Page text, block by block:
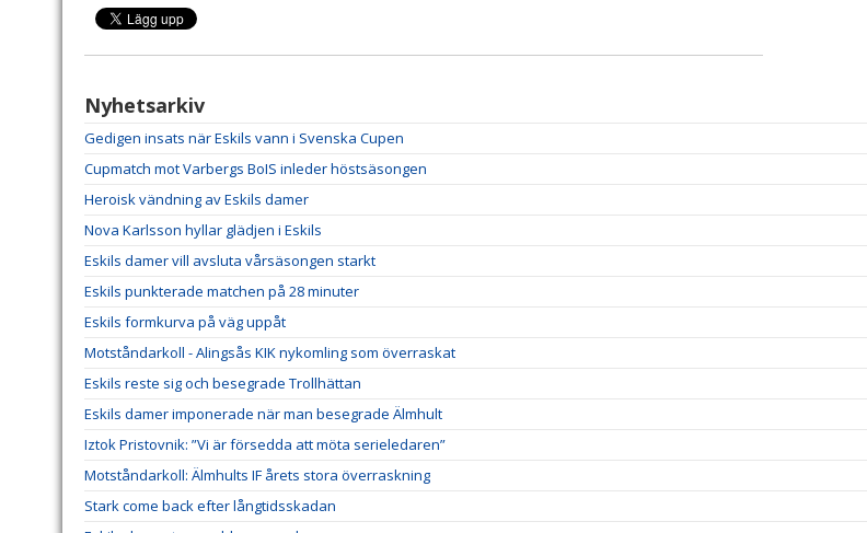
Nyhetsarkiv
Gedigen insats när Eskils vann i Svenska Cupen
Cupmatch mot Varbergs BoIS inleder höstsäsongen
Heroisk vändning av Eskils damer
Nova Karlsson hyllar glädjen i Eskils
Eskils damer vill avsluta vårsäsongen starkt
Eskils punkterade matchen på 28 minuter
Eskils formkurva på väg uppåt
Motståndarkoll - Alingsås KIK nykomling som överraskat
Eskils reste sig och besegrade Trollhättan
Eskils damer imponerade när man besegrade Älmhult
Iztok Pristovnik: ”Vi är försedda att möta serieledaren”
Motståndarkoll: Älmhults IF årets stora överraskning
Stark come back efter långtidsskadan